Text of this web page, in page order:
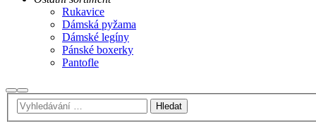
Rukavice
Dámská pyžama
Dámské legíny
Pánské boxerky
Pantofle
Hledat
Hlavní
navigační
menu